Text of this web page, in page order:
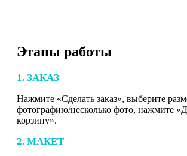
Этапы работы
1. ЗАКАЗ
Нажмите «Сделать заказ», выберите
фотографию/несколько фото, нажмите
корзину».
2. МАКЕТ